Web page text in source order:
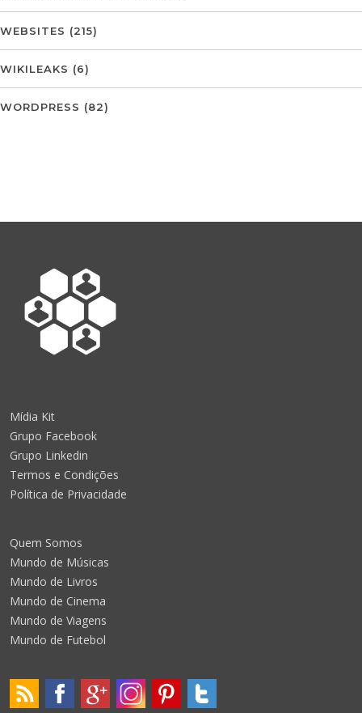
WEBSITES (215)
WIKILEAKS (6)
WORDPRESS (82)
Mídia Kit
Grupo Facebook
Grupo Linkedin
Termos e Condições
Política de Privacidade
Quem Somos
Mundo de Músicas
Mundo de Livros
Mundo de Cinema
Mundo de Viagens
Mundo de Futebol